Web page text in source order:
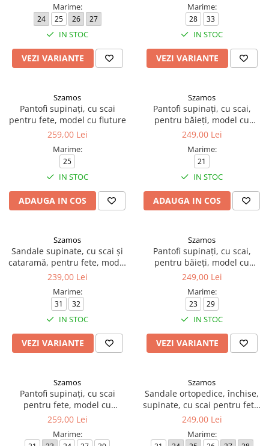
Marime:
24 25 26 27
IN STOC
VEZI VARIANTE
Marime:
28 33
IN STOC
VEZI VARIANTE
Szamos
Pantofi supinați, cu scai
pentru fete, model cu fluture
259,00 Lei
Marime:
25
IN STOC
ADAUGA IN COS
Szamos
Pantofi supinați, cu scai,
pentru băieți, model cu
camion
249,00 Lei
Marime:
21
IN STOC
ADAUGA IN COS
Szamos
Sandale supinate, cu scai și
cataramă, pentru fete, model
cu fluture și floare
239,00 Lei
Marime:
31 32
IN STOC
VEZI VARIANTE
Szamos
Pantofi supinați, cu scai,
pentru băieți, model cu
mașină
249,00 Lei
Marime:
23 29
IN STOC
VEZI VARIANTE
Szamos
Pantofi supinați, cu scai
pentru fete, model cu
inimioară
259,00 Lei
Marime:
Szamos
Sandale ortopedice, închise,
supinate, cu scai pentru fete,
model cu melc
249,00 Lei
Marime: